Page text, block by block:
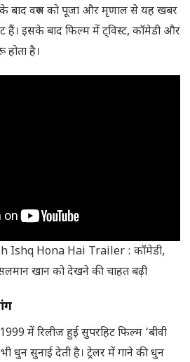
बाद वरुण को पूजा और मृणाल से यह खबर
हैं। इसके बाद फिल्म में ट्विस्ट, कॉमेडी और
है।
Ishq Hona Hai Trailer : कॉमेडी,
खान को देखने की चाहत बढ़ी
में रिलीज हुई सुपरहिट फिल्म ‘बीवी
धुन सुनाई देती है। ट्रेलर में गाने की धुन